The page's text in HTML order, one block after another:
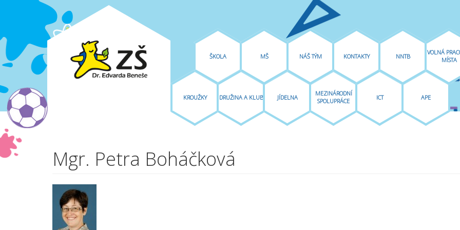
Přejít k hlavnímu obsahu
KROUŽKY
ŠKOLA
DRUŽINA A KLUB JÍDELNA
MEZINÁRODNÍ
SPOLUPRÁCE
NÁŠ TÝM KONTAKTY
ICT APE
MŠ NNTB
VOLNÁ
MÍSTA
Mgr. Petra Boháčková